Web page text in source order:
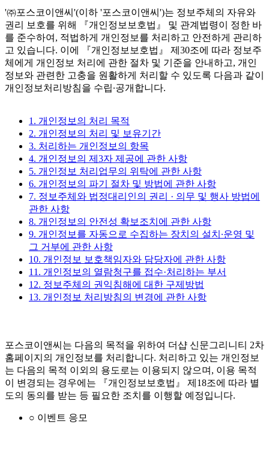
'㈜포스코이앤씨'(이하 '포스코이앤씨')는 정보주체의 자유와
권리 보호를 위해 『개인정보보호법』 및 관계법령이 정한 바
를 준수하여, 적법하게 개인정보를 처리하고 안전하게 관리하
고 있습니다. 이에 『개인정보보호법』 제30조에 따라 정보주
체에게 개인정보 처리에 관한 절차 및 기준을 안내하고, 개인
정보와 관련한 고충을 원활하게 처리할 수 있도록 다음과 같이
개인정보처리방침을 수립∙공개합니다.
1. 개인정보의 처리 목적
2. 개인정보의 처리 및 보유기간
3. 처리하는 개인정보의 항목
4. 개인정보의 제3자 제공에 관한 사항
5. 개인정보 처리업무의 위탁에 관한 사항
6. 개인정보의 파기 절차 및 방법에 관한 사항
7. 정보주체와 법정대리인의 권리 · 의무 및 행사 방법에
관한 사항
8. 개인정보의 안전성 확보조치에 관한 사항
9. 개인정보를 자동으로 수집하는 장치의 설치∙운영 및
그 거부에 관한 사항
10. 개인정보 보호책임자와 담당자에 관한 사항
11. 개인정보의 열람청구를 접수·처리하는 부서
12. 정보주체의 권익침해에 대한 구제방법
13. 개인정보 처리방침의 변경에 관한 사항
포스코이앤씨는 다음의 목적을 위하여 더샵 신문그리니티 2차
홈페이지의 개인정보를 처리합니다. 처리하고 있는 개인정보
는 다음의 목적 이외의 용도로는 이용되지 않으며, 이용 목적
이 변경되는 경우에는 『개인정보보호법』 제18조에 따라 별
도의 동의를 받는 등 필요한 조치를 이행할 예정입니다.
○ 이벤트 응모